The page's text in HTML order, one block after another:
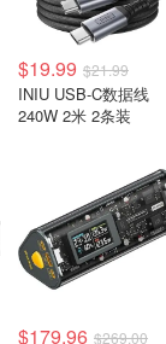
$19.99 $21.99
INIU USB-C数据线
240W 2米 2条装
$179.96 $269.00